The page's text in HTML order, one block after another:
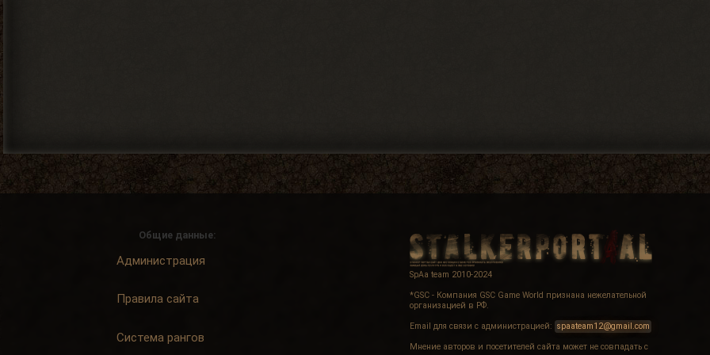
Общие данные:
Администрация
Правила сайта
Система рангов
SpAa team 2010-2024
*GSC - Компания GSC Game World признана нежелательной
организацией в РФ.
Email для связи с администрацией: spaateam12@gmail.com
Мнение авторов и посетителей сайта может не совпадать с